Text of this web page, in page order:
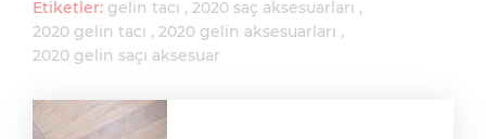
Etiketler: gelin tacı
2020 saç aksesuarları
2020 gelin tacı
2020 gelin aksesuarları
2020 gelin saçı aksesuar